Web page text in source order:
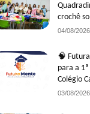
crochê
04/08/2026
🧠
para a
Colégio
03/08/2026